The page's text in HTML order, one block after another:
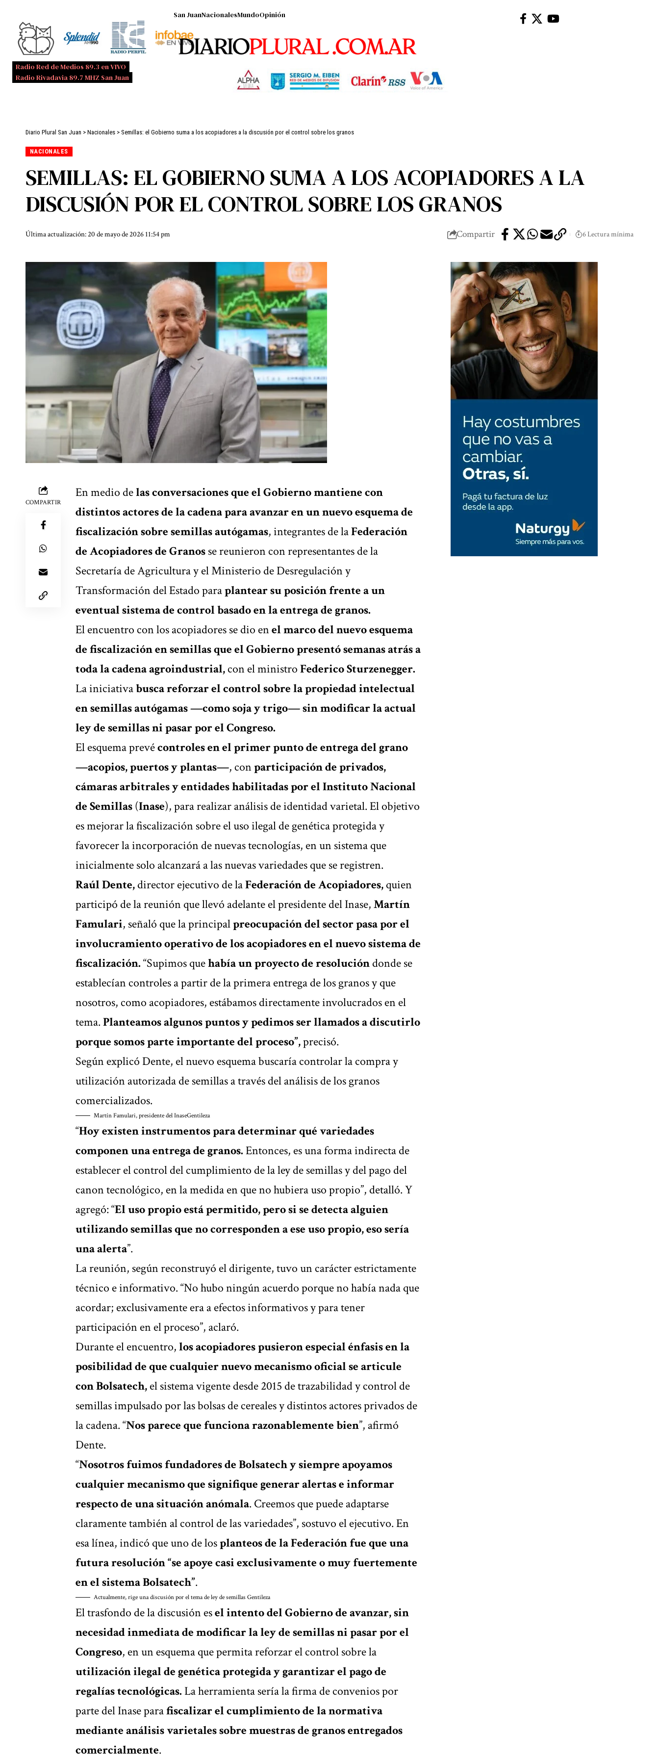
Radio Red de Medios 89.3 en VIVO
Radio Rivadavia 89.7 MHZ San Juan
San JuanNacionalesMundoOpinión
Diario Plural San Juan > Nacionales > Semillas: el Gobierno suma a los acopiadores a la discusión por el control sobre los granos
NACIONALES
SEMILLAS: EL GOBIERNO SUMA A LOS ACOPIADORES A LA
DISCUSIÓN POR EL CONTROL SOBRE LOS GRANOS
Última actualización: 20 de mayo de 2026 11:54 pm Compartir 6 Lectura mínima
COMPARTIR
En medio delas conversaciones que el Gobierno mantiene con
distintos actores de la cadena para avanzar en un nuevo esquema de
fiscalización sobre semillas autógamas,integrantes de laFederación
de Acopiadores de Granosse reunieron con representantes de la
Secretaría de Agricultura y el Ministerio de Desregulación y
Transformación del Estado paraplantear su posición frente a un
eventual sistema de control basado en la entrega de granos.
El encuentro con los acopiadores se dio enel marco del nuevo esquema
de fiscalizaciónen semillas que el Gobierno presentó semanas atrás a
toda la cadena agroindustrial,con el ministroFederico Sturzenegger.
La iniciativabusca reforzar el control sobre la propiedad intelectual
en semillas autógamas —como soja y trigo— sin modificar la actual
ley de semillas ni pasar por el Congreso.
El esquema prevécontroles en el primer punto de entrega del grano
—acopios, puertos y plantas—, conparticipación de privados,
cámaras arbitrales y entidades habilitadas por el Instituto Nacional
de Semillas(Inase), para realizar análisis de identidad varietal. El objetivo
es mejorar la fiscalización sobre el uso ilegal de genética protegida y
favorecer la incorporación de nuevas tecnologías, en un sistema que
inicialmente solo alcanzará a las nuevas variedades que se registren.
Raúl Dente,director ejecutivo de laFederación de Acopiadores,quien
participó de la reunión que llevó adelante el presidente del Inase,Martín
Famulari, señaló que la principalpreocupación del sector pasa por el
involucramiento operativo de los acopiadores en el nuevo sistema de
fiscalización.“Supimos quehabía un proyecto de resolucióndonde se
establecían controles a partir de la primera entrega de los granos y que
nosotros, como acopiadores, estábamos directamente involucrados en el
tema.Planteamos algunos puntos y pedimos ser llamados a discutirlo
porque somos parte importante del proceso”,precisó.
Según explicó Dente, el nuevo esquema buscaría controlar la compra y
utilización autorizada de semillas a través del análisis de los granos
comercializados.
Martín Famulari, presidente del InaseGentileza
“Hoy existen instrumentos para determinar qué variedades
componen una entrega de granos.Entonces, es una forma indirecta de
establecer el control del cumplimiento de la ley de semillas y del pago del
canon tecnológico, en la medida en que no hubiera uso propio”, detalló. Y
agregó: “El uso propio está permitido, pero si se detecta alguien
utilizando semillas que no corresponden a ese uso propio, eso sería
una alerta”.
La reunión, según reconstruyó el dirigente, tuvo un carácter estrictamente
técnico e informativo. “No hubo ningún acuerdo porque no había nada que
acordar; exclusivamente era a efectos informativos y para tener
participación en el proceso”, aclaró.
Durante el encuentro,los acopiadores pusieron especial énfasis en la
posibilidad de que cualquier nuevo mecanismo oficial se articule
con Bolsatech,el sistema vigente desde 2015 de trazabilidad y control de
semillas impulsado por las bolsas de cereales y distintos actores privados de
la cadena. “Nos parece que funciona razonablemente bien”, afirmó
Dente.
“Nosotros fuimos fundadores de Bolsatech y siempre apoyamos
cualquier mecanismo que signifique generar alertas e informar
respecto de una situación anómala. Creemos que puede adaptarse
claramente también al control de las variedades”, sostuvo el ejecutivo. En
esa línea, indicó que uno de losplanteos de la Federación fue que una
futura resolución “se apoye casi exclusivamente o muy fuertemente
en el sistema Bolsatech”.
Actualmente, rige una discusión por el tema de ley de semillasGentileza
El trasfondo de la discusión esel intento del Gobierno de avanzar, sin
necesidad inmediata de modificar la ley de semillas ni pasar por el
Congreso, en un esquema que permita reforzar el control sobre la
utilización ilegal de genética protegiday garantizar el pago de
regalías tecnológicas. La herramienta sería la firma de convenios por
parte del Inase parafiscalizar el cumplimiento de la normativa
mediante análisis varietales sobre muestras de granos entregados
comercialmente.